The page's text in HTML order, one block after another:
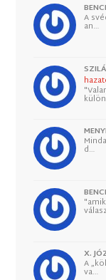
A
an…
d…
X.
A
va…